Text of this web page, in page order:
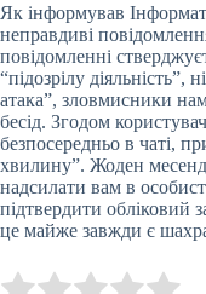
Як інформував
неправдиві
повідомленні
“підозрілу діяльність”,
атака”, зловмисники
бесід. Згодом
безпосередньо в чаті,
хвилину”. Жоден
надсилати вам в
підтвердити обліковий
це майже завжди є
Rate this item: